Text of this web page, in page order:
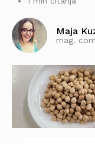
Maja
mag.